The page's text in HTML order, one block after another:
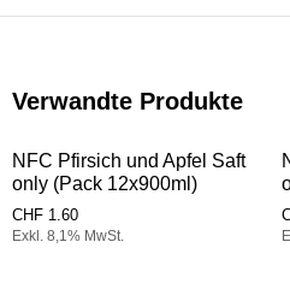
Verwandte Produkte
NFC Pfirsich und Apfel Saft
only (Pack 12x900ml)
CHF 1.60
Exkl. 8,1% MwSt.